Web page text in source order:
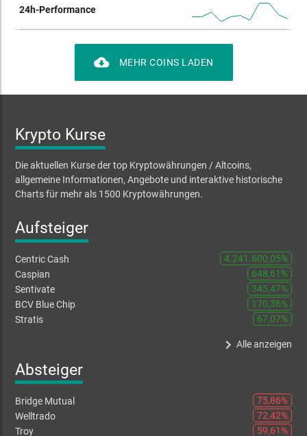
cloud_download MEHR COINS LADEN
Krypto Kurse
Die aktuellen Kurse der top Kryptowährungen / Altcoins,
allgemeine Informationen, Angebote und interaktive historische
Charts für mehr als 1500 Kryptowährungen.
Aufsteiger
Centric Cash
4.241.600,05%
Caspian
648,61%
Sentivate
345,47%
BCV Blue Chip
170,36%
Stratis
67,07%
keyboard_arrow_right Alle anzeigen
Absteiger
Bridge Mutual
75,86%
Welltrado
72,42%
Troy
59,61%